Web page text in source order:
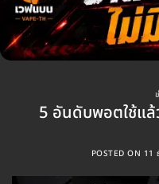
5 อันดับพอตใช้แ
POSTED ON 11